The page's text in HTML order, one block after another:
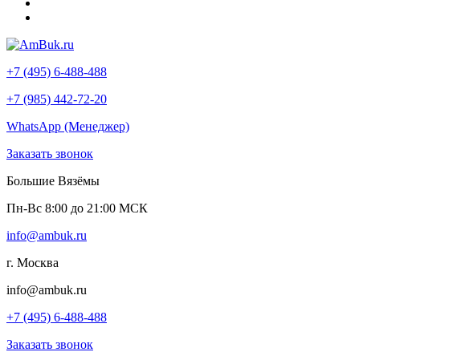
+7 (495) 6-488-488
+7 (985) 442-72-20
WhatsApp (Менеджер)
Заказать звонок
Большие Вязёмы
Пн-Вс 8:00 до 21:00 МСК
info@ambuk.ru
г. Москва
info@ambuk.ru
+7 (495) 6-488-488
Заказать звонок